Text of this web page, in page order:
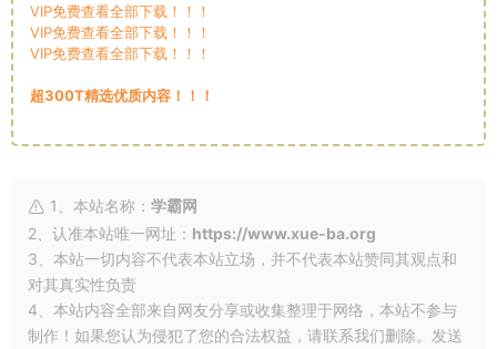
VIP免费查看全部下载！！！
VIP免费查看全部下载！！！
VIP免费查看全部下载！！！
超300T精选优质内容！！！
1、本站名称： 学霸网
2、认准本站唯一网址： https://www.xue-ba.org
3、本站一切内容不代表本站立场，并不代表本站赞同其观点和
对其真实性负责
4、本站内容全部来自网友分享或收集整理于网络，本站不参与
制作！如果您认为侵犯了您的合法权益，请联系我们删除。发送